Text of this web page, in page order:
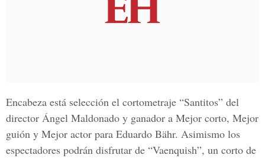
Encabeza está selección el cortometraje “Santitos” del
director Ángel Maldonado y ganador a Mejor corto, Mejor
guión y Mejor actor para Eduardo Bähr. Asimismo los
espectadores podrán disfrutar de “Vaenquish”, un corto de